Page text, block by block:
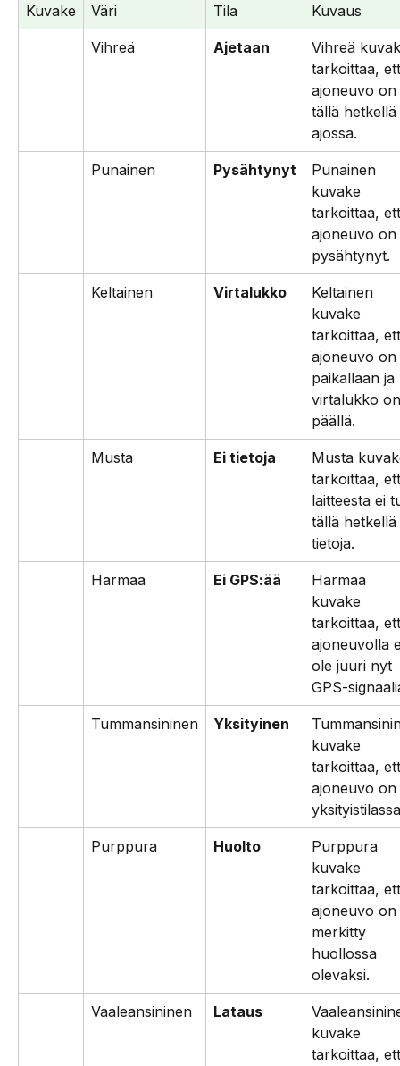
Kuvake Väri Tila Kuvaus
Vihreä Ajetaan
Vihreä
tarkoittaa,
ajoneuvo on
tällä hetkellä
ajossa.
Punainen Pysähtynyt
Punainen
kuvake
tarkoittaa,
ajoneuvo on
pysähtynyt.
Keltainen Virtalukko
Keltainen
kuvake
tarkoittaa,
ajoneuvo on
paikallaan ja
virtalukko
päällä.
Musta Ei tietoja
Musta
tarkoittaa,
laitteesta ei
tällä hetkellä
tietoja.
Harmaa Ei GPS:ää
Harmaa
kuvake
tarkoittaa,
ajoneuvolla
ole juuri nyt
GPS-
Tummansininen Yksityinen
kuvake
tarkoittaa,
ajoneuvo on
Purppura Huolto
Purppura
kuvake
tarkoittaa,
ajoneuvo on
merkitty
huollossa
olevaksi.
Vaaleansininen Lataus
kuvake
tarkoittaa,